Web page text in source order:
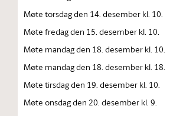
Møte torsdag den 14. desember kl. 10.
Møte fredag den 15. desember kl. 10.
Møte mandag den 18. desember kl. 10.
Møte mandag den 18. desember kl. 18.
Møte tirsdag den 19. desember kl. 10.
Møte onsdag den 20. desember kl. 9.